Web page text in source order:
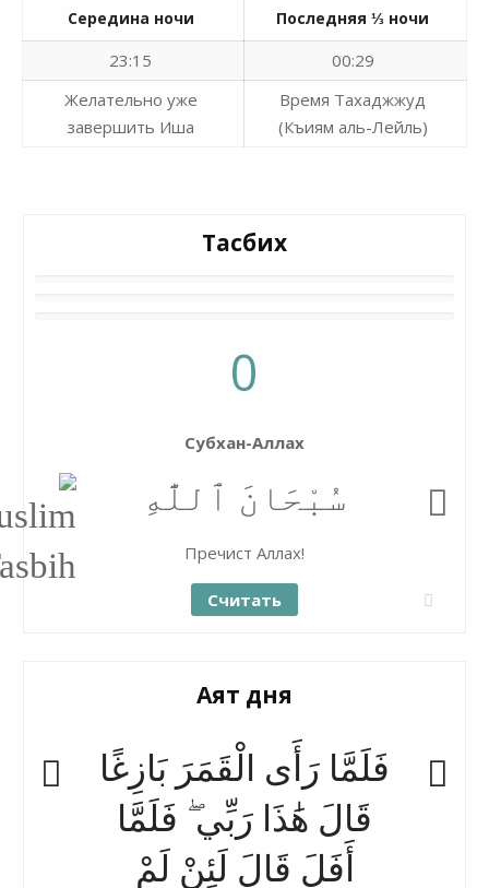
Середина ночи Последняя ⅓ ночи
23:15
00:29
Желательно уже
завершить Иша
Время Тахаджжуд
(Къиям аль-Лейль)
Тасбих
0
Субхан-Аллах
سُبْحَانَ ٱللَّٰهِ
Пречист Аллах!
Считать
Аят дня
فَلَمَّا رَأَى الْقَمَرَ بَازِغًا
قَالَ هَٰذَا رَبِّي ۖ فَلَمَّا
أَفَلَ قَالَ لَئِنْ لَمْ